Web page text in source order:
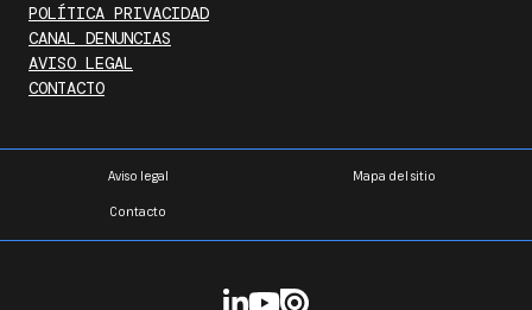
POLÍTICA PRIVACIDAD
CANAL DENUNCIAS
AVISO LEGAL
CONTACTO
Aviso legal Mapa del sitio
Contacto